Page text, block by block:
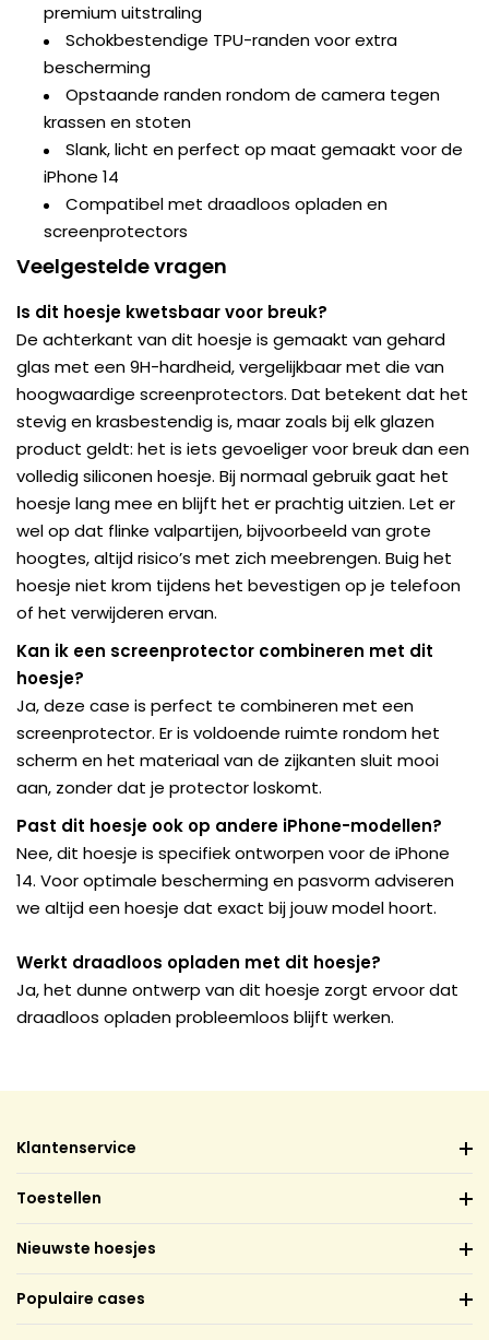
premium uitstraling
Schokbestendige TPU-randen voor extra
bescherming
Opstaande randen rondom de camera tegen
krassen en stoten
Slank, licht en perfect op maat gemaakt voor de
iPhone 14
Compatibel met draadloos opladen en
screenprotectors
Veelgestelde vragen
Is dit hoesje kwetsbaar voor breuk?
De achterkant van dit hoesje is gemaakt van gehard
glas met een 9H-hardheid, vergelijkbaar met die van
hoogwaardige screenprotectors. Dat betekent dat het
stevig en krasbestendig is, maar zoals bij elk glazen
product geldt: het is iets gevoeliger voor breuk dan een
volledig siliconen hoesje. Bij normaal gebruik gaat het
hoesje lang mee en blijft het er prachtig uitzien. Let er
wel op dat flinke valpartijen, bijvoorbeeld van grote
hoogtes, altijd risico’s met zich meebrengen. Buig het
hoesje niet krom tijdens het bevestigen op je telefoon
of het verwijderen ervan.
Kan ik een screenprotector combineren met dit
hoesje?
Ja, deze case is perfect te combineren met een
screenprotector. Er is voldoende ruimte rondom het
scherm en het materiaal van de zijkanten sluit mooi
aan, zonder dat je protector loskomt.
Past dit hoesje ook op andere iPhone-modellen?
Nee, dit hoesje is specifiek ontworpen voor de iPhone
14. Voor optimale bescherming en pasvorm adviseren
we altijd een hoesje dat exact bij jouw model hoort.
Werkt draadloos opladen met dit hoesje?
Ja, het dunne ontwerp van dit hoesje zorgt ervoor dat
draadloos opladen probleemloos blijft werken.
Klantenservice
Toestellen
Nieuwste hoesjes
Populaire cases